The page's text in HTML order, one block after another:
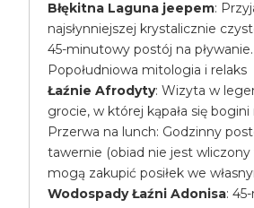
Błękitna Laguna jeepem:
najsłynniejszej krystalicznie
45-minutowy postój na pływanie.
Popołudniowa mitologia i relaks
Łaźnie Afrodyty: Wizyta w
grocie, w której kąpała się bogini
Przerwa na lunch: Godzinny
tawernie (obiad nie jest
mogą zakupić posiłek we
Wodospady Łaźni Adonisa: